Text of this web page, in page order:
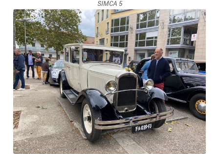
SIMCA 5